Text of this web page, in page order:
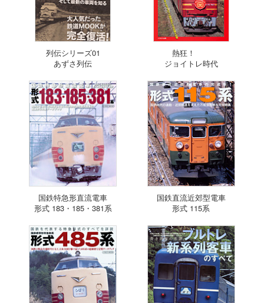
列伝シリーズ01
あずさ列伝
熱狂！
ジョイトレ時代
国鉄特急形直流電車
形式 183・185・381系
国鉄直流近郊型電車
形式 115系